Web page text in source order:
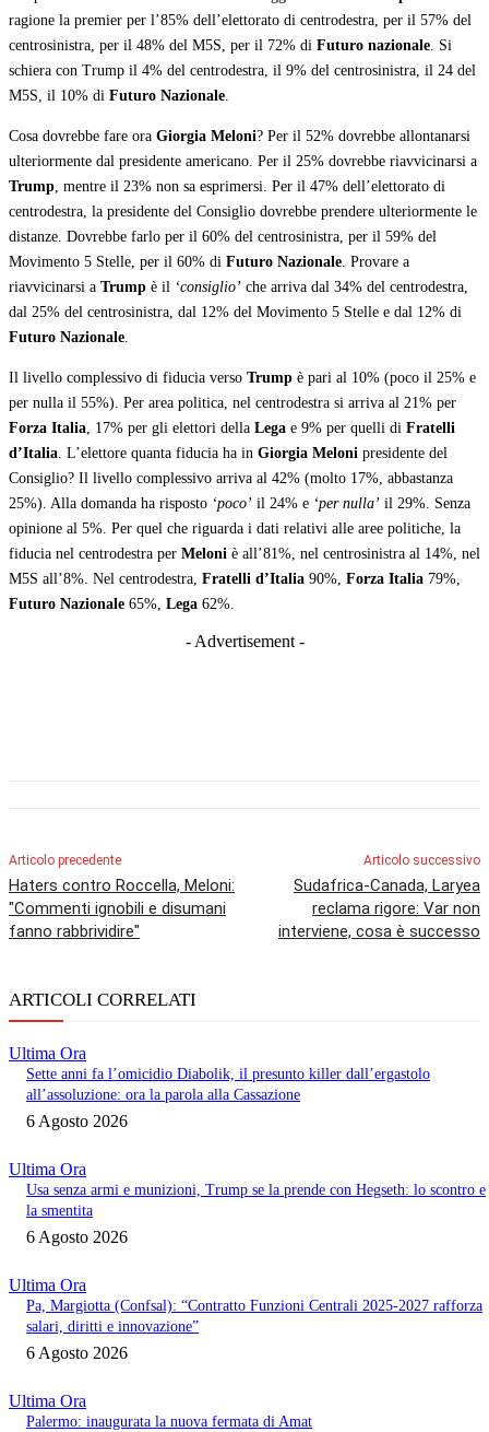
ragione la premier per l’85% dell’elettorato di centrodestra, per il 57% del
centrosinistra, per il 48% del M5S, per il 72% di Futuro nazionale. Si
schiera con Trump il 4% del centrodestra, il 9% del centrosinistra, il 24 del
M5S, il 10% di Futuro Nazionale.
Cosa dovrebbe fare ora Giorgia Meloni? Per il 52% dovrebbe allontanarsi
ulteriormente dal presidente americano. Per il 25% dovrebbe riavvicinarsi a
Trump, mentre il 23% non sa esprimersi. Per il 47% dell’elettorato di
centrodestra, la presidente del Consiglio dovrebbe prendere ulteriormente le
distanze. Dovrebbe farlo per il 60% del centrosinistra, per il 59% del
Movimento 5 Stelle, per il 60% di Futuro Nazionale. Provare a
riavvicinarsi a Trump è il ‘consiglio’ che arriva dal 34% del centrodestra,
dal 25% del centrosinistra, dal 12% del Movimento 5 Stelle e dal 12% di
Futuro Nazionale.
Il livello complessivo di fiducia verso Trump è pari al 10% (poco il 25% e
per nulla il 55%). Per area politica, nel centrodestra si arriva al 21% per
Forza Italia, 17% per gli elettori della Lega e 9% per quelli di Fratelli
d’Italia. L’elettore quanta fiducia ha in Giorgia Meloni presidente del
Consiglio? Il livello complessivo arriva al 42% (molto 17%, abbastanza
25%). Alla domanda ha risposto ‘poco’ il 24% e ‘per nulla’ il 29%. Senza
opinione al 5%. Per quel che riguarda i dati relativi alle aree politiche, la
fiducia nel centrodestra per Meloni è all’81%, nel centrosinistra al 14%, nel
M5S all’8%. Nel centrodestra, Fratelli d’Italia 90%, Forza Italia 79%,
Futuro Nazionale 65%, Lega 62%.
- Advertisement -
Articolo precedente
Haters contro Roccella, Meloni:
"Commenti ignobili e disumani
fanno rabbrividire"
Articolo successivo
Sudafrica-Canada, Laryea
reclama rigore: Var non
interviene, cosa è successo
ARTICOLI CORRELATI
Ultima Ora
Sette anni fa l’omicidio Diabolik, il presunto killer dall’ergastolo
all’assoluzione: ora la parola alla Cassazione
6 Agosto 2026
Ultima Ora
Usa senza armi e munizioni, Trump se la prende con Hegseth: lo scontro e
la smentita
6 Agosto 2026
Ultima Ora
Pa, Margiotta (Confsal): “Contratto Funzioni Centrali 2025-2027 rafforza
salari, diritti e innovazione”
6 Agosto 2026
Ultima Ora
Palermo: inaugurata la nuova fermata di Amat